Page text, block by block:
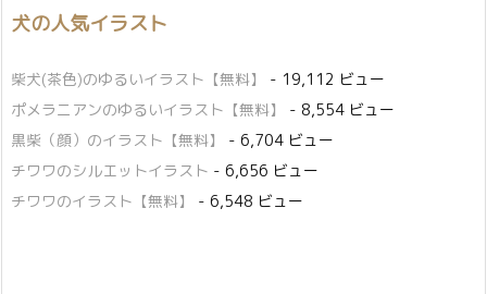
犬の人気イラスト
柴犬(茶色)のゆるいイラスト【無料】
- 19,112 ビュー
ポメラニアンのゆるいイラスト【無料】
- 8,554 ビュー
黒柴（顔）のイラスト【無料】
- 6,704 ビュー
チワワのシルエットイラスト - 6,656 ビュー
チワワのイラスト【無料】
- 6,548 ビュー